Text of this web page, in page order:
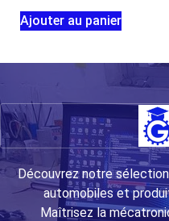
Ajouter au panier
Découvrez notre
automobiles et
Maîtrisez la